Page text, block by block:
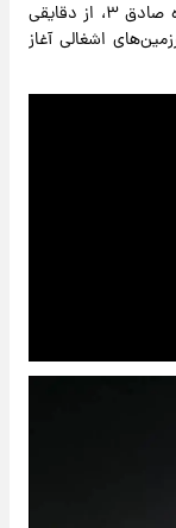
؛ در تداوم اجرای عملیات وعده صادق ۳، از دقایقی
اشغالی آغاز